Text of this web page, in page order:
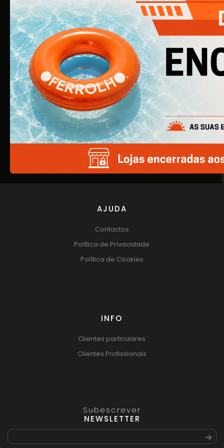
O Ferrolho iniciou a sua atividade em 1990. O que começou
por ser uma simples empresa de ferragens para
construção civil, é agora uma empresa de referência na
área de Ferragens para Mobiliário e Arquitetura.
EMPRESA
Quem Somos
Produtos
Catálogos
AJUDA
Contactos
Política de Privacidade
Política de Cookies
INFO
Clientes particulares
Clientes Profissionais
Subescrever
NEWSLETTER